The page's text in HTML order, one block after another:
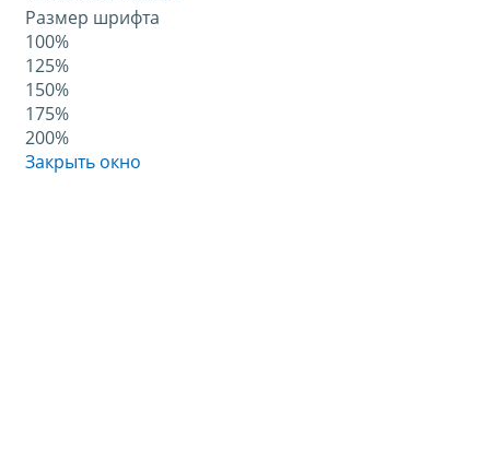
Размер шрифта
100%
125%
150%
175%
200%
Закрыть окно